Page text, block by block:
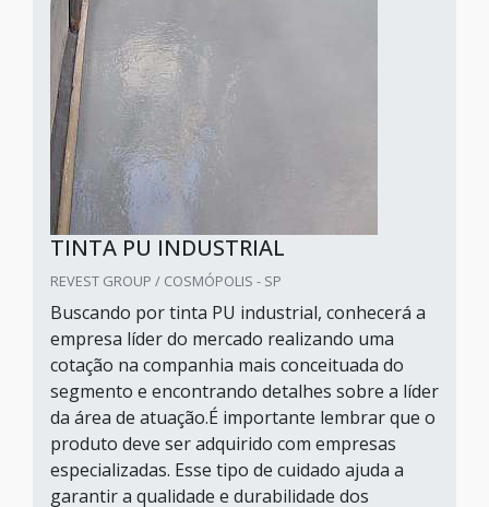
TINTA PU INDUSTRIAL
REVEST GROUP / COSMÓPOLIS - SP
Buscando por tinta PU industrial, conhecerá a
empresa líder do mercado realizando uma
cotação na companhia mais conceituada do
segmento e encontrando detalhes sobre a líder
da área de atuação.É importante lembrar que o
produto deve ser adquirido com empresas
especializadas. Esse tipo de cuidado ajuda a
garantir a qualidade e durabilidade dos